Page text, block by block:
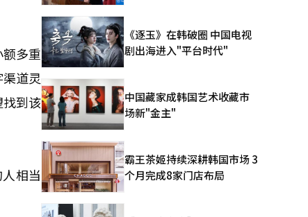
多重
道灵
到该
相当
《逐玉》在韩破圈 中国电视
剧出海进入"平台时代"
中国藏家成韩国艺术收藏市
场新"金主"
霸王茶姬持续深耕韩国市场 3
个月完成8家门店布局